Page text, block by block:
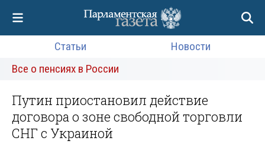
Статьи
Новости
Все о пенсиях в России
Путин приостановил действие
договора о зоне свободной торговли
СНГ с Украиной